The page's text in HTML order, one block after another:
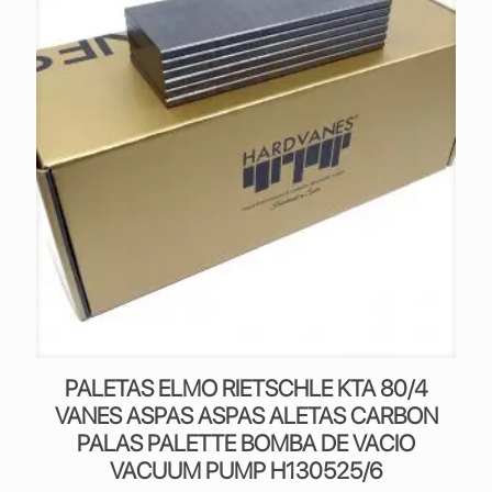
PALETAS ELMO RIETSCHLE KTA 80/4
VANES ASPAS ASPAS ALETAS CARBON
PALAS PALETTE BOMBA DE VACIO
VACUUM PUMP H130525/6